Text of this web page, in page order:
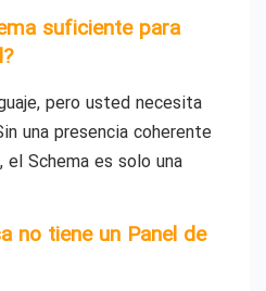
suficiente para
pero usted necesita
una presencia coherente
Schema es solo una
no tiene un Panel de